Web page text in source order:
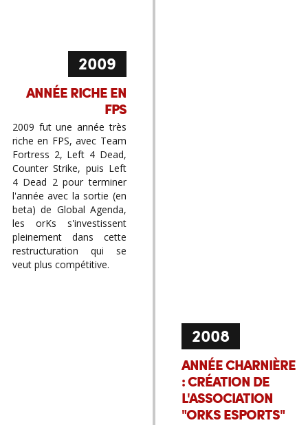
2009
ANNÉE RICHE EN
FPS
2009 fut une année très
riche en FPS, avec Team
Fortress 2, Left 4 Dead,
Counter Strike, puis Left
4 Dead 2 pour terminer
l'année avec la sortie (en
beta) de Global Agenda,
les orKs s'investissent
pleinement dans cette
restructuration qui se
veut plus compétitive.
2008
ANNÉE CHARNIÈRE
: CRÉATION DE
L'ASSOCIATION
"ORKS ESPORTS"